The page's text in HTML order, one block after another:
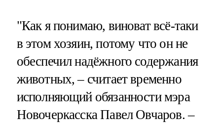
"Как я понимаю, виноват всё-таки
в этом хозяин, потому что он не
обеспечил надёжного содержания
животных, – считает временно
исполняющий обязанности мэра
Новочеркасска Павел Овчаров. –